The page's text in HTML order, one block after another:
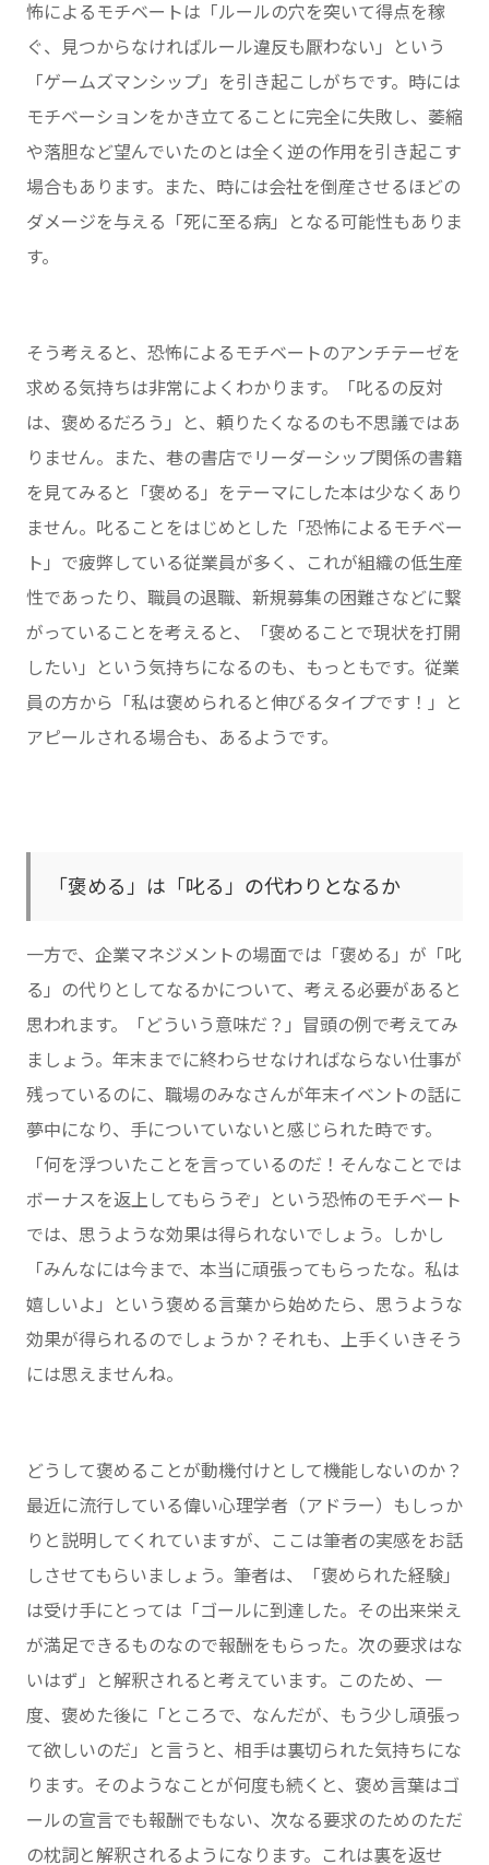
怖によるモチベートは「ルールの穴を突いて得点を稼
ぐ、見つからなければルール違反も厭わない」という
「ゲームズマンシップ」を引き起こしがちです。時には
モチベーションをかき立てることに完全に失敗し、萎縮
や落胆など望んでいたのとは全く逆の作用を引き起こす
場合もあります。また、時には会社を倒産させるほどの
ダメージを与える「死に至る病」となる可能性もありま
す。
そう考えると、恐怖によるモチベートのアンチテーゼを
求める気持ちは非常によくわかります。「叱るの反対
は、褒めるだろう」と、頼りたくなるのも不思議ではあ
りません。また、巷の書店でリーダーシップ関係の書籍
を見てみると「褒める」をテーマにした本は少なくあり
ません。叱ることをはじめとした「恐怖によるモチベー
ト」で疲弊している従業員が多く、これが組織の低生産
性であったり、職員の退職、新規募集の困難さなどに繋
がっていることを考えると、「褒めることで現状を打開
したい」という気持ちになるのも、もっともです。従業
員の方から「私は褒められると伸びるタイプです！」と
アピールされる場合も、あるようです。
「褒める」は「叱る」の代わりとなるか
一方で、企業マネジメントの場面では「褒める」が「叱
る」の代りとしてなるかについて、考える必要があると
思われます。「どういう意味だ？」冒頭の例で考えてみ
ましょう。年末までに終わらせなければならない仕事が
残っているのに、職場のみなさんが年末イベントの話に
夢中になり、手についていないと感じられた時です。
「何を浮ついたことを言っているのだ！そんなことでは
ボーナスを返上してもらうぞ」という恐怖のモチベート
では、思うような効果は得られないでしょう。しかし
「みんなには今まで、本当に頑張ってもらったな。私は
嬉しいよ」という褒める言葉から始めたら、思うような
効果が得られるのでしょうか？それも、上手くいきそう
には思えませんね。
どうして褒めることが動機付けとして機能しないのか？
最近に流行している偉い心理学者（アドラー）もしっか
りと説明してくれていますが、ここは筆者の実感をお話
しさせてもらいましょう。筆者は、「褒められた経験」
は受け手にとっては「ゴールに到達した。その出来栄え
が満足できるものなので報酬をもらった。次の要求はな
いはず」と解釈されると考えています。このため、一
度、褒めた後に「ところで、なんだが、もう少し頑張っ
て欲しいのだ」と言うと、相手は裏切られた気持ちにな
ります。そのようなことが何度も続くと、褒め言葉はゴ
ールの宣言でも報酬でもない、次なる要求のためのただ
の枕詞と解釈されるようになります。これは裏を返せ